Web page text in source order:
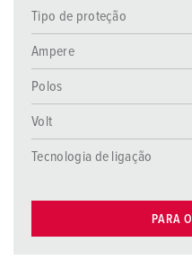
Tipo de proteção
Ampere
Polos
Volt
Tecnologia de ligação
PARA